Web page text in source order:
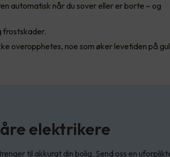
automatisk når du sover eller er borte – og
frostskader.
overopphetes, noe som øker levetiden på
elektrikere
til akkurat din bolig. Send oss en